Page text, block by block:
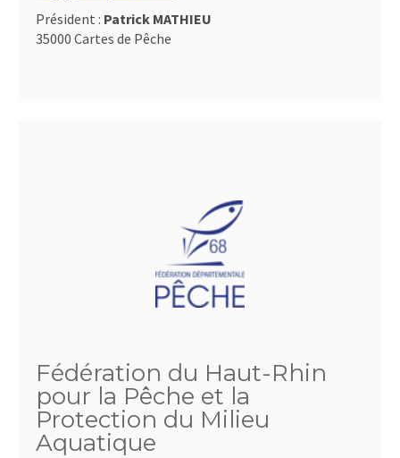
Président : Patrick MATHIEU
35000 Cartes de Pêche
Fédération du Haut-Rhin
pour la Pêche et la
Protection du Milieu
Aquatique